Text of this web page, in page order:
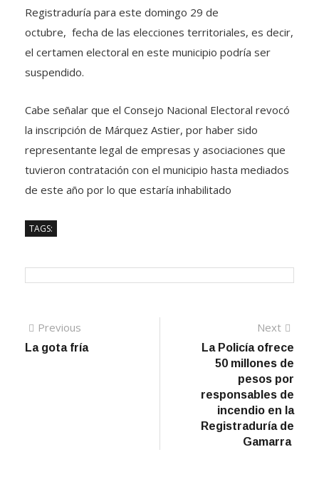
Registraduría para este domingo 29 de
octubre, fecha de las elecciones territoriales, es decir,
el certamen electoral en este municipio podría ser
suspendido.
Cabe señalar que el Consejo Nacional Electoral revocó
la inscripción de Márquez Astier, por haber sido
representante legal de empresas y asociaciones que
tuvieron contratación con el municipio hasta mediados
de este año por lo que estaría inhabilitado
TAGS:
Navegación
de
Previous
post:
La gota fría
Next
La Policía ofrece
50 millones de
pesos por
responsables de
incendio en la
Registraduría de
Gamarra